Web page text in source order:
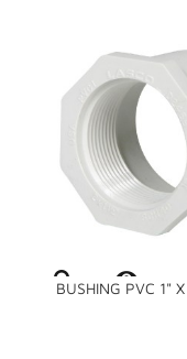
BUSHING PVC 1"
